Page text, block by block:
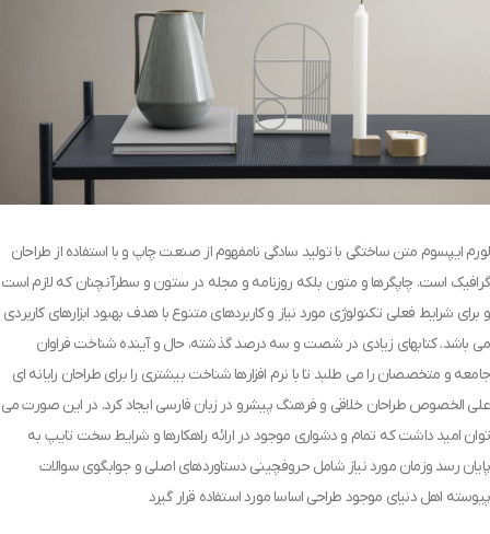
لورم ایپسوم متن ساختگی با تولید سادگی نامفهوم از صنعت چاپ و با استفاده از طراحان
گرافیک است. چاپگرها و متون بلکه روزنامه و مجله در ستون و سطرآنچنان که لازم است
و برای شرایط فعلی تکنولوژی مورد نیاز و کاربردهای متنوع با هدف بهبود ابزارهای کاربردی
می باشد. کتابهای زیادی در شصت و سه درصد گذشته، حال و آینده شناخت فراوان
جامعه و متخصصان را می طلبد تا با نرم افزارها شناخت بیشتری را برای طراحان رایانه ای
علی الخصوص طراحان خلاقی و فرهنگ پیشرو در زبان فارسی ایجاد کرد. در این صورت می
توان امید داشت که تمام و دشواری موجود در ارائه راهکارها و شرایط سخت تایپ به
پایان رسد وزمان مورد نیاز شامل حروفچینی دستاوردهای اصلی و جوابگوی سوالات
پیوسته اهل دنیای موجود طراحی اساسا مورد استفاده قرار گیرد